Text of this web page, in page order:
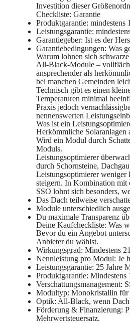
Investition dieser
Checkliste: Garantie
Produktgarantie: mindestens
Leistungsgarantie:
Garantiegeber: Ist es der
Garantiebedingungen: Was
Warum lohnen sich
All-Black-Module –
ansprechender als
bei manchen Gemeinden
Technisch gibt es einen
Temperaturen minimal
Praxis jedoch
nennenswerten
Was ist ein
Herkömmliche Solaranlagen
Wird ein Modul durch
Moduls.
Leistungsoptimierer
durch Schornsteine,
Leistungsoptimierer weniger
steigern. In Kombination mit
SSO lohnt sich besonders,
Das Dach teilweise
Module unterschiedlich
Du maximale Transparenz
Deine Kaufcheckliste: Was
Bevor du ein Angebot
Anbieter du wählst.
Wirkungsgrad: Mindestens
Nennleistung pro Modul: Je
Leistungsgarantie: 25 Jahre
Produktgarantie: Mindestens
Verschattungsmanagement:
Modultyp: Monokristallin für
Optik: All-Black, wenn
Förderung & Finanzierung:
Mehrwertsteuersatz.